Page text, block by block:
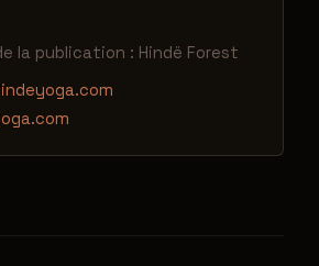
la publication : Hindë Forest